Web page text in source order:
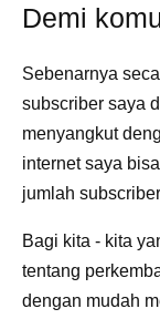
Demi
Sebenarnya
subscriber saya
menyangkut
internet saya
jumlah
Bagi kita - kita
tentang
dengan mudah